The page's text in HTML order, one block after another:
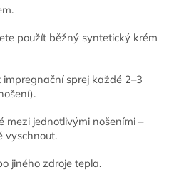
použít běžný syntetický krém
sprej každé 2–3
mezi jednotlivými nošeními –
vyschnout.
jiného zdroje tepla.